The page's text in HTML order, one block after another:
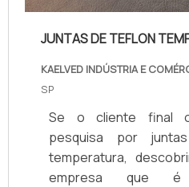
JUNTAS DE TEFLON
KAELVED INDÚSTRIA E
SP
Se o cliente final
pesquisa por
temperatura,
empresa que é